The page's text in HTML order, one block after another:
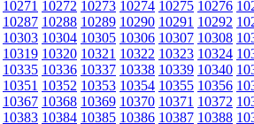
10271 10272 10273 10274 10275 10276
10287 10288 10289 10290 10291 10292
10303 10304 10305 10306 10307 10308
10319 10320 10321 10322 10323 10324
10335 10336 10337 10338 10339 10340
10351 10352 10353 10354 10355 10356
10367 10368 10369 10370 10371 10372
10383 10384 10385 10386 10387 10388